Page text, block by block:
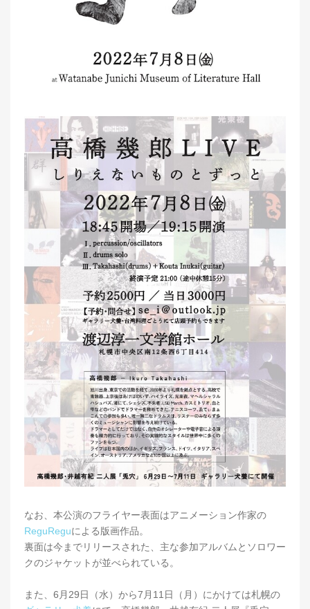
なお、本公演のフライヤー表面はアニメーション作家の
ReguReguによる版画作品。
裏面は今までリリースされた、主な参加アルバムとソロワー
クのジャケットが並べられている。
また、6月29日（水）から7月11日（月）にかけては札幌の